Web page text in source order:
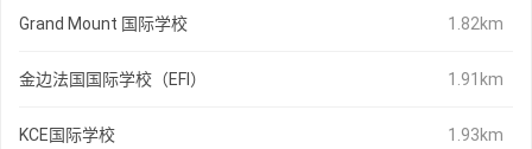
Grand Mount 国际学校 1.82km
金边法国国际学校（EFI） 1.91km
KCE国际学校 1.93km